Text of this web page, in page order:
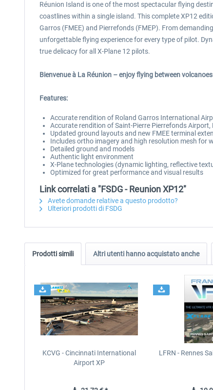
Réunion Island is one of the most spectacular flying
coastlines within a single island. This complete XP12
Garros (FMEE) and Pierrefonds (FMEP). From
unforgettable flying experience for every type of pilot.
true delicacy for all X-Plane 12 pilots.
Bienvenue à La Réunion – enjoy flying between
Features:
Accurate rendition of Roland Garros International
Accurate rendition of Saint-Pierre Pierrefonds Airport,
Updated ground layouts and new FMEE terminal
Includes ortho imagery and high resolution mesh for
Detailed ground and models
Authentic light environment
X-Plane technologies (dynamic lighting, reflective
Optimized for great performance and visual results
Link correlati a "FSDG - Reunion XP12"
Avete domande relative a questo prodotto?
Ulteriori prodotti di FSDG
Prodotti simili Altri utenti hanno acquistato anche
KCVG - Cincinnati International
Airport XP
LFRN - Rennes